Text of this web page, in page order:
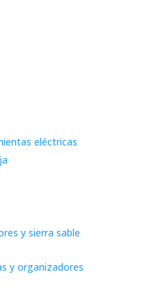
eléctricas
y sierra sable
y organizadores